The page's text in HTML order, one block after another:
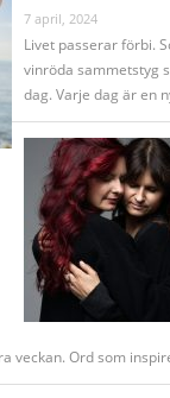
7 april, 2024
Livet passerar förbi.
vinröda sammetstyg
dag. Varje dag är en
veckan. Ord som